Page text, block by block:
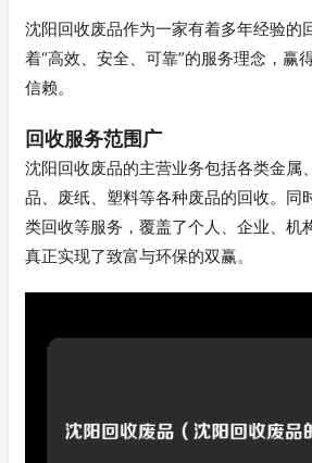
沈阳回收废品作为一家有着多年经验的
着“高效、安全、可靠”的服务理念，赢
信赖。
回收服务范围广
沈阳回收废品的主营业务包括各类金属
品、废纸、塑料等各种废品的回收。同
类回收等服务，覆盖了个人、企业、机
真正实现了致富与环保的双赢。